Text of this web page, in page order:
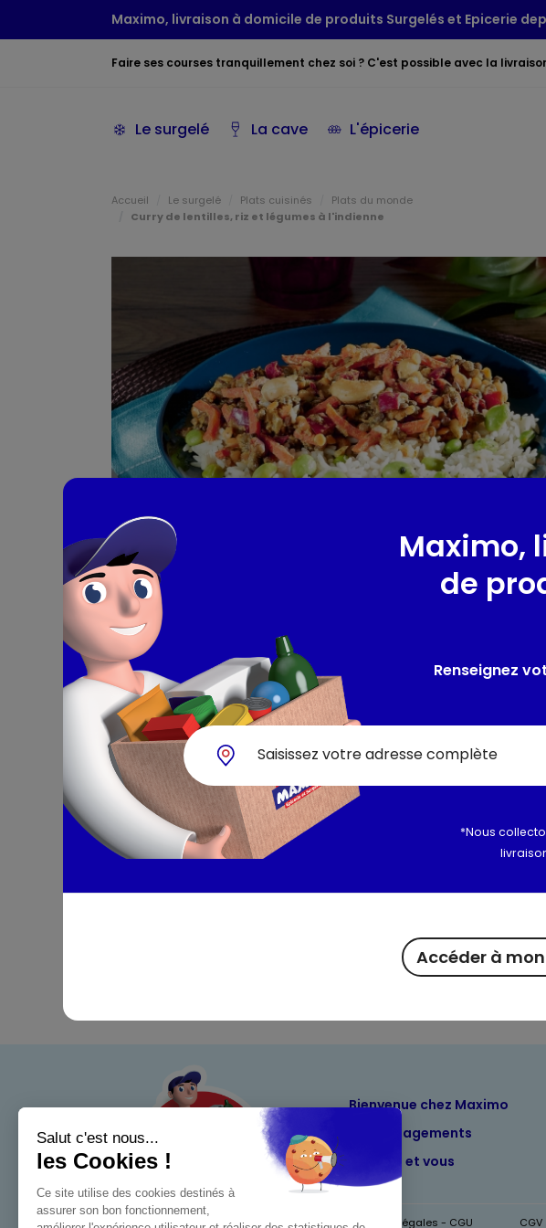
Maximo, livraison à domicile de produits Surgelés et Epicerie
Faire ses courses tranquillement chez soi ? C'est possible avec la
Le surgelé La cave L'épicerie
Accueil Le surgelé Plats cuisinés
Plats du monde
Curry de lentilles, riz et légumes à l'indienne
Bienvenue chez Maximo
Nos engagements
Maximo et vous
Mentions légales - CGU CGV
Maximo,
de
Renseignez
*Nous
Accéder à